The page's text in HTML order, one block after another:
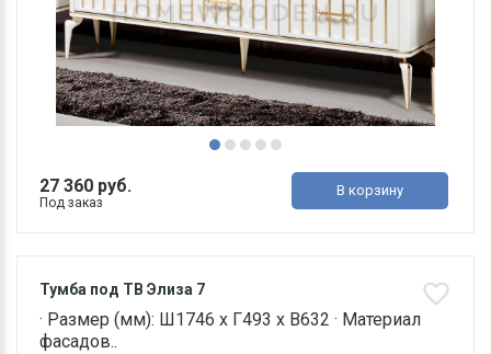
27 360 руб.
Под заказ
В корзину
Тумба под ТВ Элиза 7
· Размер (мм): Ш1746 х Г493 х В632 · Материал
фасадов..